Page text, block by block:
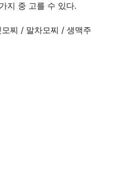
지 중 고를 수 있다.
찌 / 말차모찌 / 생맥주